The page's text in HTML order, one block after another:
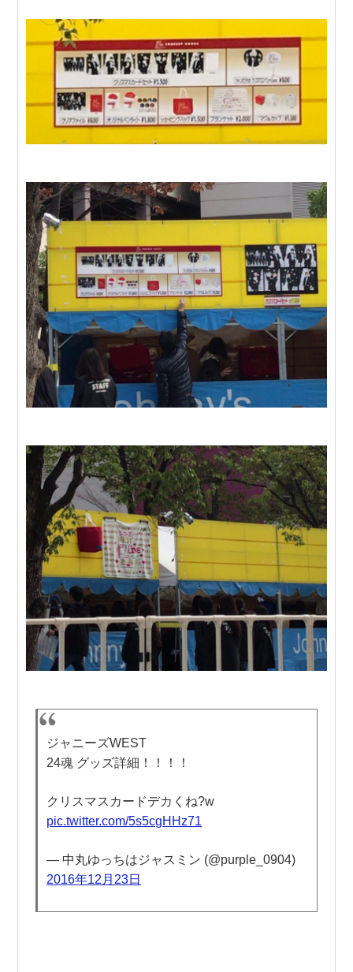
ジャニーズWEST
24魂 グッズ詳細！！！！
クリスマスカードデカくね?w
pic.twitter.com/5s5cgHHz71
— 中丸ゆっちはジャスミン (@purple_0904)
2016年12月23日